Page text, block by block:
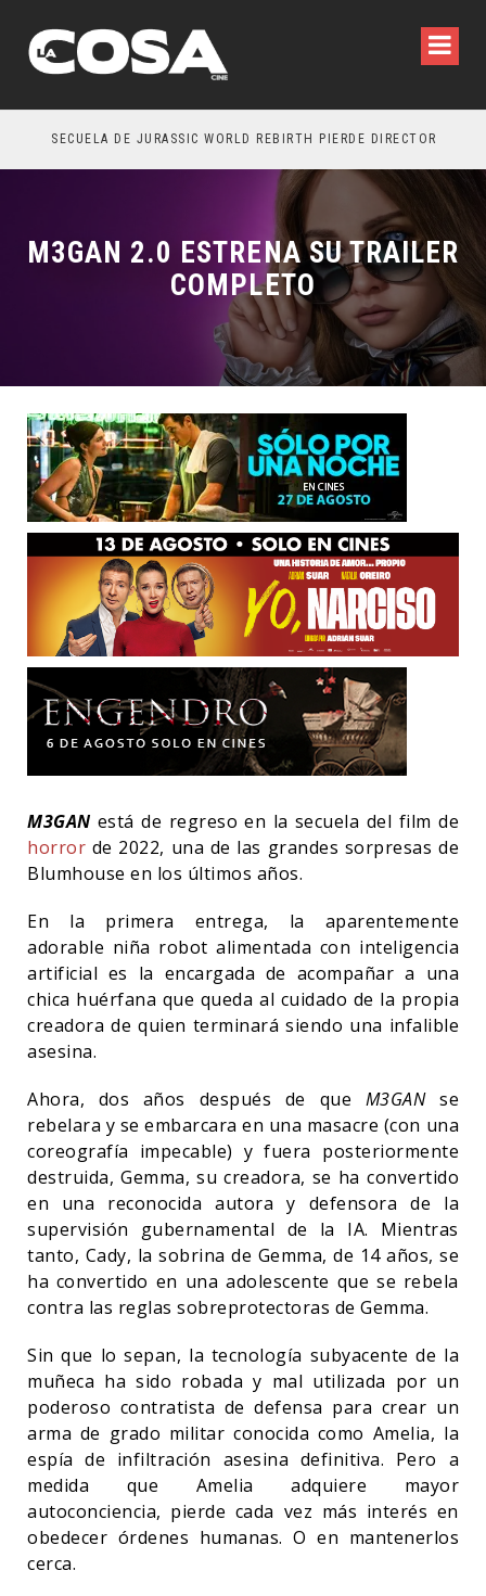
SECUELA DE JURASSIC WORLD REBIRTH PIERDE DIRECTOR
M3GAN 2.0 ESTRENA SU TRAILER
COMPLETO
M3GAN está de regreso en la secuela del film de
horror de 2022, una de las grandes sorpresas de
Blumhouse en los últimos años.
En la primera entrega, la aparentemente
adorable niña robot alimentada con inteligencia
artificial es la encargada de acompañar a una
chica huérfana que queda al cuidado de la propia
creadora de quien terminará siendo una infalible
asesina.
Ahora, dos años después de que M3GANse
rebelara y se embarcara en una masacre (con una
coreografía impecable) y fuera posteriormente
destruida, Gemma, su creadora, se ha convertido
en una reconocida autora y defensora de la
supervisión gubernamental de la IA. Mientras
tanto, Cady, la sobrina de Gemma, de 14 años, se
ha convertido en una adolescente que se rebela
contra las reglas sobreprotectoras de Gemma.
Sin que lo sepan, la tecnología subyacente de la
muñeca ha sido robada y mal utilizada por un
poderoso contratista de defensa para crear un
arma de grado militar conocida como Amelia, la
espía de infiltración asesina definitiva. Pero a
medida que Amelia adquiere mayor
autoconciencia, pierde cada vez más interés en
obedecer órdenes humanas. O en mantenerlos
cerca.